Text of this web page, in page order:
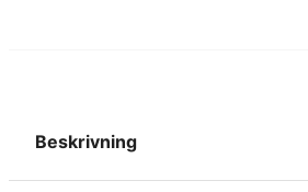
Beskrivning